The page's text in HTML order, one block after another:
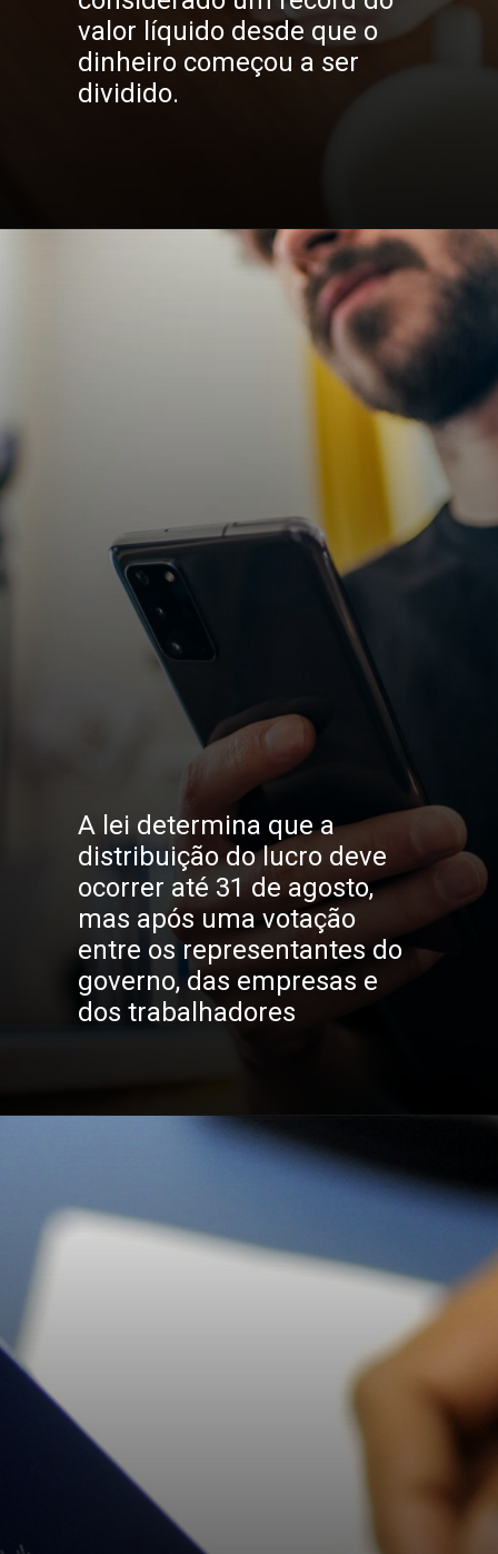
valor líquido desde que o
dinheiro começou a ser
dividido.
A lei determina que a
distribuição do lucro deve
ocorrer até 31 de agosto,
mas após uma votação
entre os representantes do
governo, das empresas e
dos trabalhadores